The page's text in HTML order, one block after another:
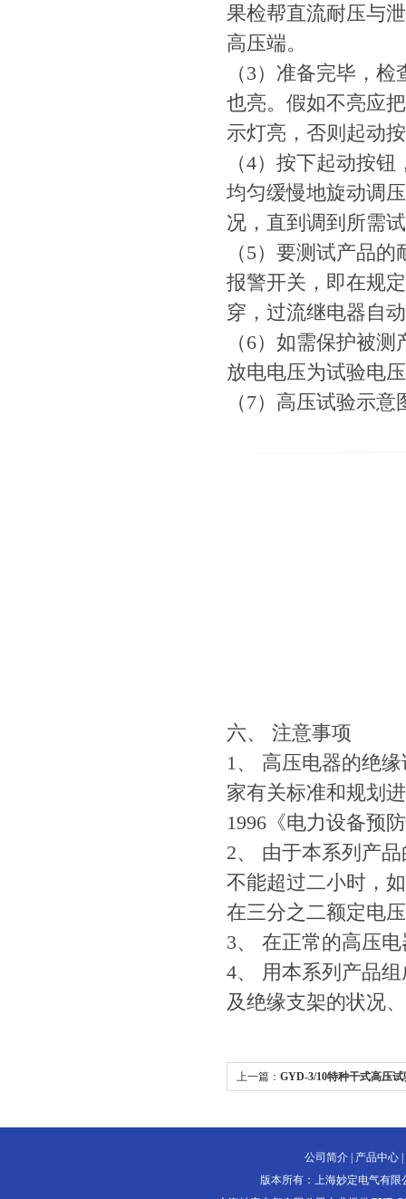
果检帮直流耐压与
高压端。
（3）准备完毕，
也亮。假如不亮应
示灯亮，否则起动
（4）按下起动按
均匀缓慢地旋动调
况，直到调到所需
（5）要测试产品
报警开关，即在规
穿，过流继电器自
（6）如需保护被
放电电压为试验电
（7）高压试验示意
六、 注意事项
1、 高压电器的绝
家有关标准和规划
1996《电力设备预
2、 由于本系列产
不能超过二小时，
在三分之二额定电
3、 在正常的高压
4、 用本系列产品
及绝缘支架的状况
上一篇： GYD-3/10特种干式高压试
公司简介 产品中心
版本所有：上海妙定电气有